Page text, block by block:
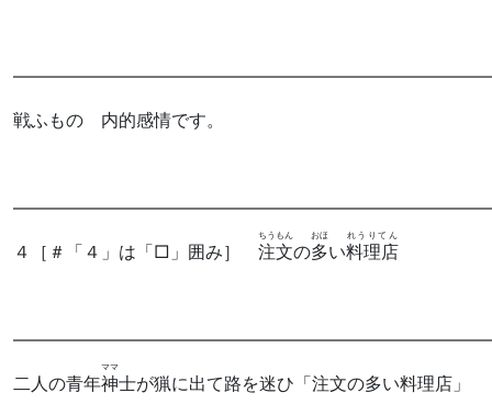
戦ふものゝ内的感情です。
４
［＃「４」は「□」囲み］ 注文
ちうもん
の多
おほ
い料理店
れうりてん
二人の青年神
ママ
士が猟に出て路を迷ひ「注文の多い料理店」